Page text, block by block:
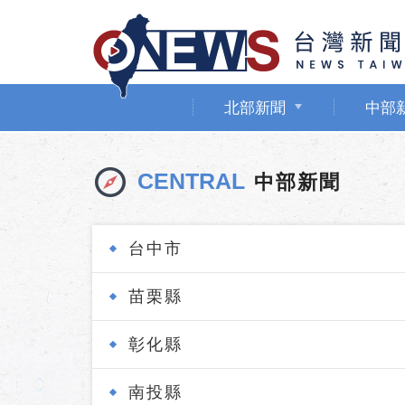
北部新聞 中部
CENTRAL 中部新聞
台中市
苗栗縣
彰化縣
南投縣